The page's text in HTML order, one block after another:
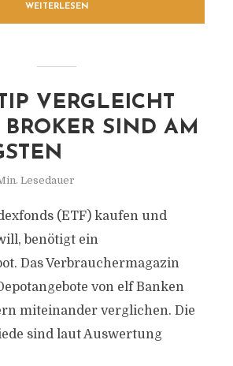
WEITERLESEN
VERGLEICHT
BROKER SIND AM
Lesedauer
(ETF) kaufen und
benötigt ein
Das Verbrauchermagazin
von elf Banken
miteinander verglichen. Die
sind laut Auswertung